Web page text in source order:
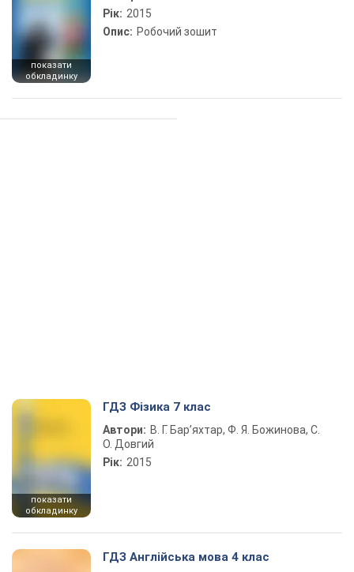
показати
обкладинку
Рік: 2015
Опис: Робочий зошит
показати
обкладинку
ГДЗ Фізика 7 клас
Автори: В. Г. Бар’яхтар, Ф. Я. Божинова, С.
О. Довгий
Рік: 2015
ГДЗ Англійська мова 4 клас